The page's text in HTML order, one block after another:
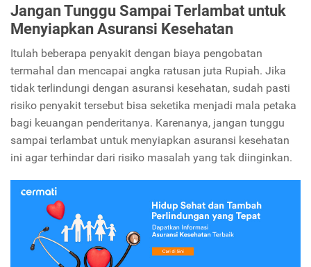
Jangan Tunggu Sampai Terlambat untuk
Menyiapkan Asuransi Kesehatan
Itulah beberapa penyakit dengan biaya pengobatan
termahal dan mencapai angka ratusan juta Rupiah. Jika
tidak terlindungi dengan asuransi kesehatan, sudah pasti
risiko penyakit tersebut bisa seketika menjadi mala petaka
bagi keuangan penderitanya. Karenanya, jangan tunggu
sampai terlambat untuk menyiapkan asuransi kesehatan
ini agar terhindar dari risiko masalah yang tak diinginkan.